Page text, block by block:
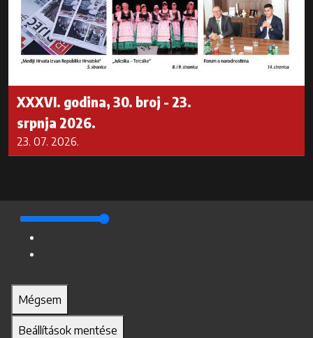
XXXVI. godina, 30. broj - 23.
srpnja 2026.
23. 07. 2026.
Mégsem
Beállítások mentése